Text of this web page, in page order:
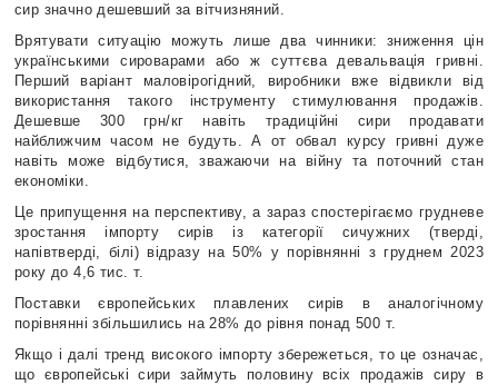
сир значно дешевший за вітчизняний.
Врятувати ситуацію можуть лише два чинники: зниження цін
українськимисироварами або ж суттєва девальвація гривні.
Перший варіант маловірогідний, виробники вже відвикли від
використання такого інструменту стимулювання продажів.
Дешевше 300 грн/кг навіть традиційні сири продавати
найближчимчасом не будуть. А от обвал курсу гривні дуже
навіть може відбутися, зважаючи на війну та поточний стан
економіки.
Це припущення на перспективу, а зараз спостерігаємо грудневе
зростанняімпорту сирів із категорії сичужних (тверді,
напівтверді, білі) відразу на 50% у порівнянні з груднем 2023
року до 4,6 тис. т.
Поставки європейських плавлених сирів в аналогічному
порівнянні збільшились на 28% до рівня понад 500 т.
Якщо і далі тренд високого імпорту збережеться, то це означає,
що європейські сири займуть половину всіх продажів сиру в